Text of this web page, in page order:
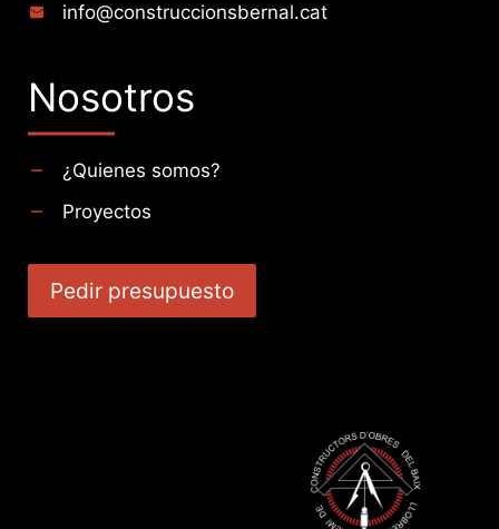
info@construccionsbernal.cat
Nosotros
¿Quienes somos?
Proyectos
Pedir presupuesto